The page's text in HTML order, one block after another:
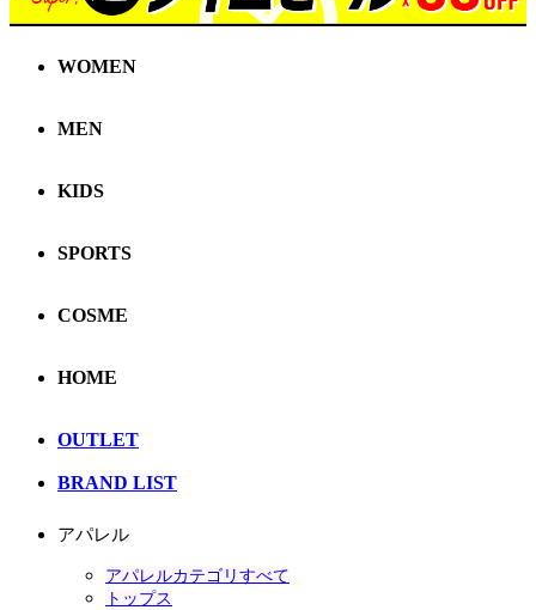
WOMEN
MEN
KIDS
SPORTS
COSME
HOME
OUTLET
BRAND LIST
アパレル
アパレルカテゴリすべて
トップス